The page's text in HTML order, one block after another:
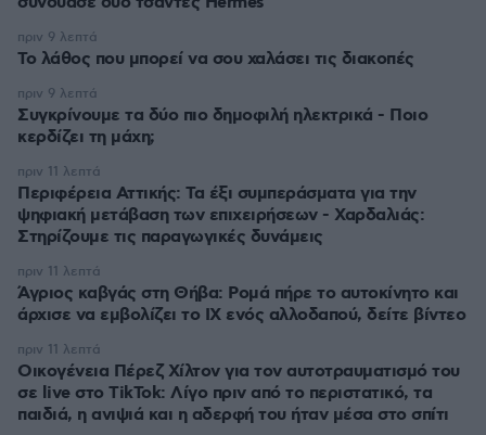
Το λάθος που μπορεί να σου χαλάσει τις διακοπές
πριν 9 λεπτά
Συγκρίνουμε τα δύο πιο δημοφιλή ηλεκτρικά - Ποιο
κερδίζει τη μάχη;
πριν 9 λεπτά
Περιφέρεια Αττικής: Τα έξι συμπεράσματα για την
ψηφιακή μετάβαση των επιχειρήσεων - Χαρδαλιάς:
Στηρίζουμε τις παραγωγικές δυνάμεις
πριν 11 λεπτά
Άγριος καβγάς στη Θήβα: Ρομά πήρε το αυτοκίνητο και
άρχισε να εμβολίζει το ΙΧ ενός αλλοδαπού, δείτε βίντεο
πριν 11 λεπτά
Οικογένεια Πέρεζ Χίλτον για τον αυτοτραυματισμό του
σε live στο TikTok: Λίγο πριν από το περιστατικό, τα
παιδιά, η ανιψιά και η αδερφή του ήταν μέσα στο σπίτι
πριν 11 λεπτά